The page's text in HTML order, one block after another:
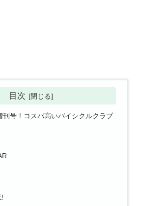
目次
刊号！コスパ高いバイシクルクラブ